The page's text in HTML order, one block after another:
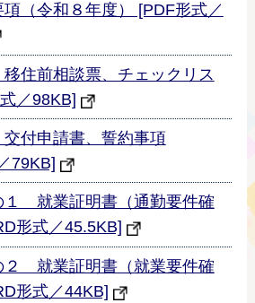
（令和８年度） [PDF形式／
住前相談票、チェックリス
／98KB]
付申請書、誓約事項
79KB]
１ 就業証明書（通勤要件確
形式／45.5KB]
２ 就業証明書（就業要件確
形式／44KB]